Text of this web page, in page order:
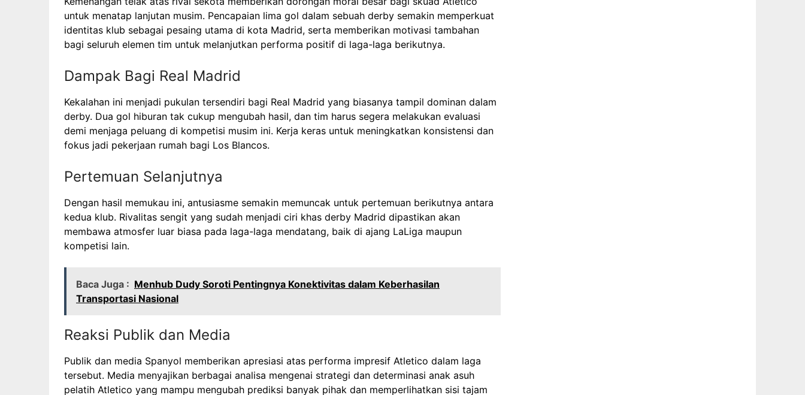
untuk menatap lanjutan musim. Pencapaian lima gol dalam sebuah derby semakin memperkuat
identitas klub sebagai pesaing utama di kota Madrid, serta memberikan motivasi tambahan
bagi seluruh elemen tim untuk melanjutkan performa positif di laga-laga berikutnya.
Dampak Bagi Real Madrid
Kekalahan ini menjadi pukulan tersendiri bagi Real Madrid yang biasanya tampil dominan dalam
derby. Dua gol hiburan tak cukup mengubah hasil, dan tim harus segera melakukan evaluasi
demi menjaga peluang di kompetisi musim ini. Kerja keras untuk meningkatkan konsistensi dan
fokus jadi pekerjaan rumah bagi Los Blancos.
Pertemuan Selanjutnya
Dengan hasil memukau ini, antusiasme semakin memuncak untuk pertemuan berikutnya antara
kedua klub. Rivalitas sengit yang sudah menjadi ciri khas derby Madrid dipastikan akan
membawa atmosfer luar biasa pada laga-laga mendatang, baik di ajang LaLiga maupun
kompetisi lain.
Baca Juga : Menhub Dudy Soroti Pentingnya Konektivitas dalam Keberhasilan
Transportasi Nasional
Reaksi Publik dan Media
Publik dan media Spanyol memberikan apresiasi atas performa impresif Atletico dalam laga
tersebut. Media menyajikan berbagai analisa mengenai strategi dan determinasi anak asuh
pelatih Atletico yang mampu mengubah prediksi banyak pihak dan memperlihatkan sisi tajam